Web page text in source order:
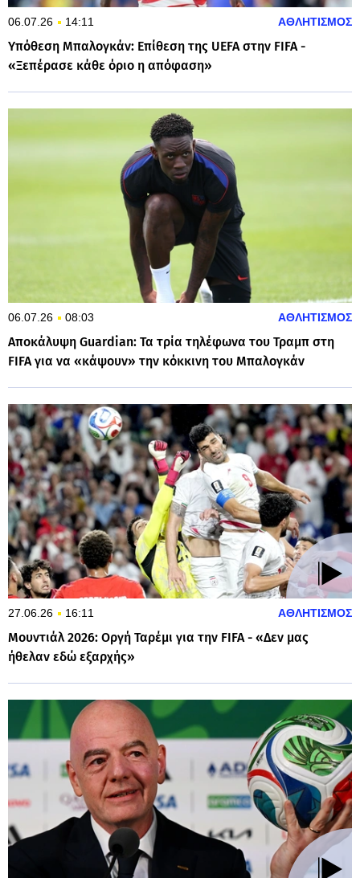
06.07.26 14:11 ΑΘΛΗΤΙΣΜΟΣ
Υπόθεση Μπαλογκάν: Επίθεση της UEFA στην FIFA -
«Ξεπέρασε κάθε όριο η απόφαση»
06.07.26 08:03 ΑΘΛΗΤΙΣΜΟΣ
Αποκάλυψη Guardian: Τα τρία τηλέφωνα του Τραμπ στη
FIFA για να «κάψουν» την κόκκινη του Μπαλογκάν
27.06.26 16:11 ΑΘΛΗΤΙΣΜΟΣ
Μουντιάλ 2026: Οργή Ταρέμι για την FIFA - «Δεν μας
ήθελαν εδώ εξαρχής»